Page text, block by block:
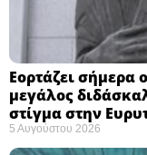
Εορτάζει σήμερα
μεγάλος
στίγμα στην
5 Αυγούστου 2026